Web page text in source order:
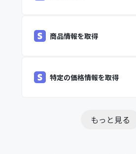
商品情報を取得
特定の価格情報を取得
もっと見る